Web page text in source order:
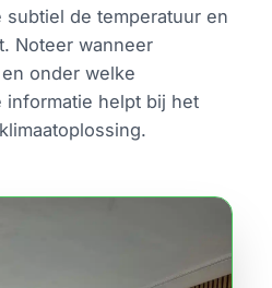
subtiel de temperatuur en
Noteer wanneer
onder welke
informatie helpt bij het